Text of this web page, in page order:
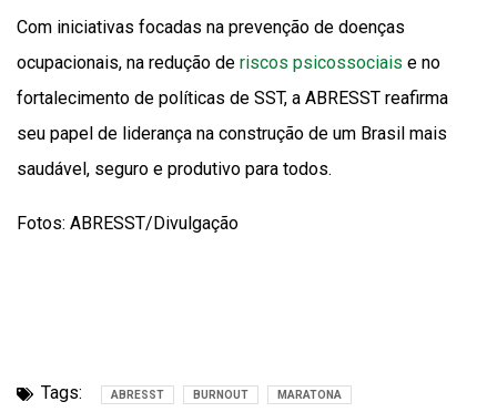
Com iniciativas focadas na prevenção de doenças
ocupacionais, na redução de riscos psicossociais e no
fortalecimento de políticas de SST, a ABRESST reafirma
seu papel de liderança na construção de um Brasil mais
saudável, seguro e produtivo para todos.
Fotos: ABRESST/Divulgação
Tags: ABRESST BURNOUT MARATONA